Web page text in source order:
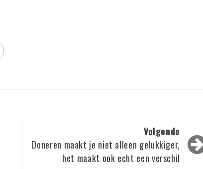
Volgende
Doneren maakt je niet alleen gelukkiger,
het maakt ook echt een verschil